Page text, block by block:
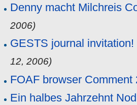
Denny macht Milchreis
2006)
GESTS journal
12, 2006)
FOAF browser Comment
Ein halbes Jahrzehnt